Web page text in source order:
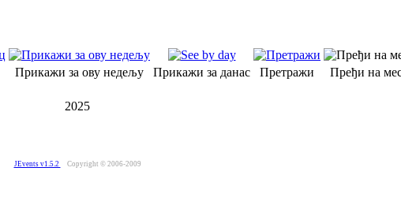
Прикажи за ову недељу Прикажи за данас Претражи
Пређи на
2025
JEvents v1.5.2 Copyright © 2006-2009